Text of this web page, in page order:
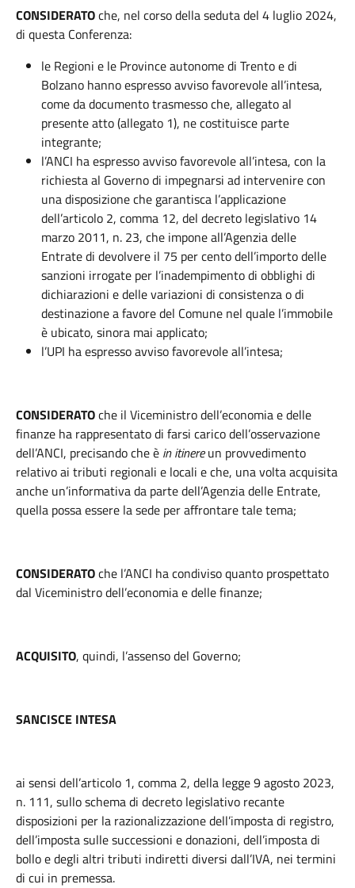
CONSIDERATOche, nel corso della seduta del 4 luglio 2024,
di questa Conferenza:
le Regioni e le Province autonome di Trento e di
Bolzano hanno espresso avviso favorevole all’intesa,
come da documento trasmesso che, allegato al
presente atto (allegato 1), ne costituisce parte
integrante;
l’ANCI ha espresso avviso favorevole all’intesa, con la
richiesta al Governo di impegnarsi ad intervenire con
una disposizione che garantisca l’applicazione
dell’articolo 2, comma 12, del decreto legislativo 14
marzo 2011, n. 23, che impone all’Agenzia delle
Entrate di devolvere il 75 per cento dell’importo delle
sanzioni irrogate per l’inadempimento di obblighi di
dichiarazioni e delle variazioni di consistenza o di
destinazione a favore del Comune nel quale l’immobile
è ubicato, sinora mai applicato;
l’UPI ha espresso avviso favorevole all’intesa;
CONSIDERATOche il Viceministro dell’economia e delle
finanze ha rappresentato di farsi carico dell’osservazione
dell’ANCI, precisando che è in itinereun provvedimento
relativo ai tributi regionali e locali e che, una volta acquisita
anche un’informativa da parte dell’Agenzia delle Entrate,
quella possa essere la sede per affrontare tale tema;
CONSIDERATOche l’ANCI ha condiviso quanto prospettato
dal Viceministro dell’economia e delle finanze;
ACQUISITO, quindi, l’assenso del Governo;
SANCISCE INTESA
ai sensi dell’articolo 1, comma 2, della legge 9 agosto 2023,
n. 111, sullo schema di decreto legislativo recante
disposizioni per la razionalizzazione dell’imposta di registro,
dell’imposta sulle successioni e donazioni, dell’imposta di
bollo e degli altri tributi indiretti diversi dall’IVA, nei termini
di cui in premessa.